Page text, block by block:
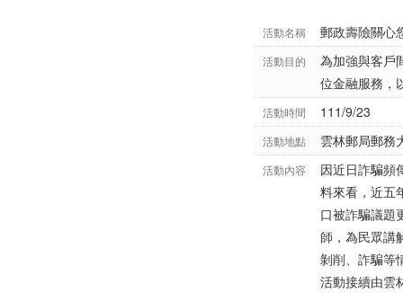
活動名稱 郵政壽險關心
活動目的
為加強與客戶
位金融服務，
活動時間 111/9/23
活動地點 雲林郵局郵務
活動內容
因近日詐騙頻
料來看，近五
口被詐騙議題
師，為民眾講
剝削、詐騙等
活動接續由雲